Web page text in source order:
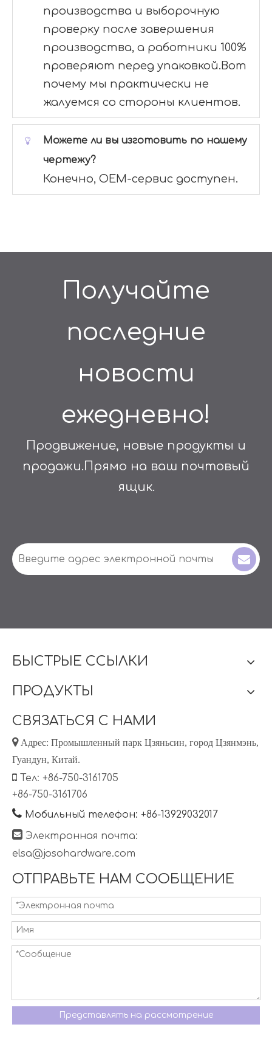
производства и выборочную
проверку после завершения
производства, а работники 100%
проверяют перед упаковкой.Вот
почему мы практически не
жалуемся со стороны клиентов.
Можете ли вы изготовить по нашему
чертежу?
Конечно, OEM-сервис доступен.
Получайте
последние
новости
ежедневно!
Продвижение, новые продукты и
продажи.Прямо на ваш почтовый
ящик.
БЫСТРЫЕ ССЫЛКИ
ПРОДУКТЫ
СВЯЗАТЬСЯ С НАМИ
Адрес: Промышленный парк Цзяньсин, город Цзянмэнь,
Гуандун, Китай.
 Тел: +86-750-3161705
+86-750-3161706
 Мобильный телефон: +86-13929032017
 Электронная почта:
elsa@josohardware.com
ОТПРАВЬТЕ НАМ СООБЩЕНИЕ
Представлять на рассмотрение